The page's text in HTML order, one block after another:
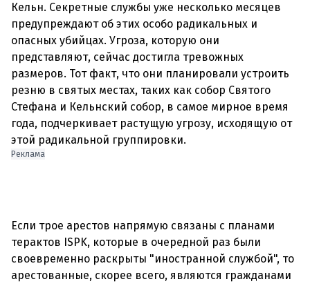
Кельн. Секретные службы уже несколько месяцев
предупреждают об этих особо радикальных и
опасных убийцах. Угроза, которую они
представляют, сейчас достигла тревожных
размеров. Тот факт, что они планировали устроить
резню в святых местах, таких как собор Святого
Стефана и Кельнский собор, в самое мирное время
года, подчеркивает растущую угрозу, исходящую от
Реклама
Если трое арестов напрямую связаны с планами
терактов ISPK, которые в очередной раз были
своевременно раскрыты "иностранной службой", то
арестованные, скорее всего, являются гражданами